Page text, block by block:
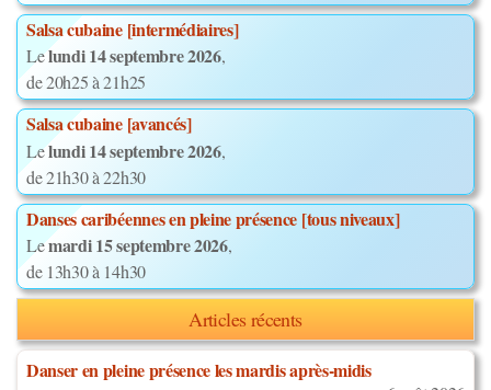
Salsa cubaine [intermédiaires]
Lelundi 14 septembre 2026,
de 20h25 à 21h25
Salsa cubaine [avancés]
Lelundi 14 septembre 2026,
de 21h30 à 22h30
Danses caribéennes en pleine présence [tous niveaux]
Lemardi 15 septembre 2026,
de 13h30 à 14h30
Articles récents
Danser en pleine présence les mardis après-midis